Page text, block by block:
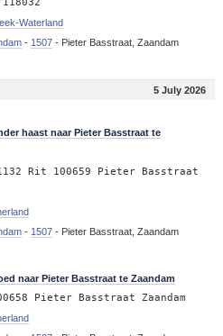
Waterland
- 1507- Pieter Basstraat, Zaandam
5 July 2026
haast naar Pieter Basstraat te
Rit 100659 Pieter Basstraat
- 1507- Pieter Basstraat, Zaandam
naar Pieter Basstraat te Zaandam
Pieter Basstraat Zaandam